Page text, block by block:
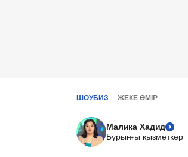
ШОУБИЗ ЖЕКЕ ӨМІР
Малика Хадид
Бұрынғы қызметкер